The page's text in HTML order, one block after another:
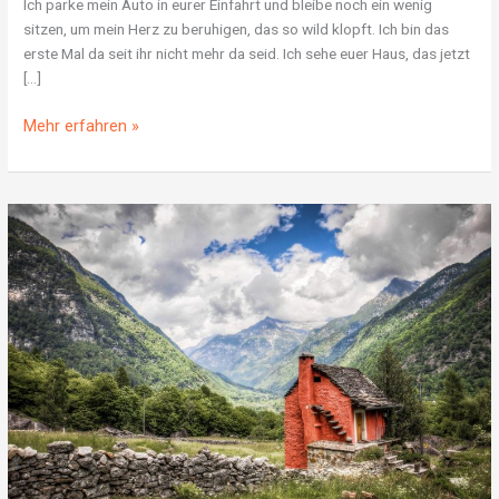
Ich parke mein Auto in eurer Einfahrt und bleibe noch ein wenig
sitzen, um mein Herz zu beruhigen, das so wild klopft. Ich bin das
erste Mal da seit ihr nicht mehr da seid. Ich sehe euer Haus, das jetzt
[…]
Mehr erfahren »
Was
tun
mit
den
Dingen
deines
Verstorbenen?